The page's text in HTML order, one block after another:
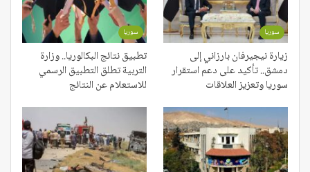
سوريا
زيارة نيجيرفان بارزاني إلى
دمشق.. تأكيد على دعم استقرار
سوريا وتعزيز العلاقات
سوريا
تطبيق نتائج البكالوريا.. وزارة
التربية تطلق التطبيق الرسمي
للاستعلام عن النتائج